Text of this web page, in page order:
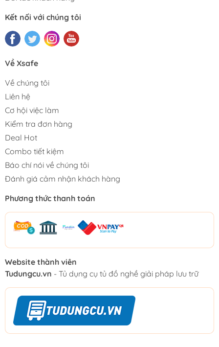
Kết nối với chúng tôi
Về Xsafe
Về chúng tôi
Liên hệ
Cơ hội việc làm
Kiểm tra đơn hàng
Deal Hot
Combo tiết kiệm
Báo chí nói về chúng tôi
Đánh giá cảm nhận khách hàng
Phương thức thanh toán
Website thành viên
Tudungcu.vn - Tủ dụng cụ tủ đồ nghề giải pháp lưu trữ